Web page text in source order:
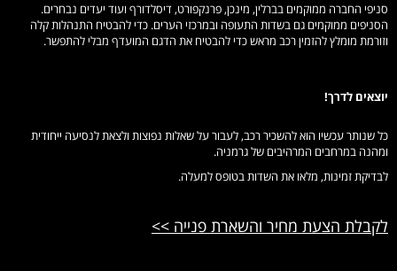
סניפי החברה ממוקמים בברלין, מינכן, פרנקפורט, דיסלדורף ועוד יעדים נבחרים.
הסניפים ממוקמים גם בשדות התעופה ובמרכזי הערים. כדי להבטיח התנהלות קלה
וזורמת מומלץ להזמין רכב מראש כדי להבטיח את הדגם המועדף מבלי להתפשר.
יוצאים לדרך!
כל שנותר עכשיו הוא להשכיר רכב, לעבור על שאלות נפוצות ולצאת לנסיעה ייחודית
ומהנה במרחבים המרהיבים של גרמניה.
לבדיקת זמינות, מלאו את השדות בטופס למעלה.
לקבלת הצעת מחיר והשארת פנייה >>